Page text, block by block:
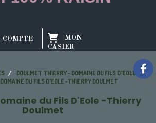
COMPTE
MON
CASIER
DOULMET THIERRY - DOMAINE DU FILS D'EOLE
DU FILS D'EOLE -THIERRY DOULMET
du Fils D'Eole -Thierry
Doulmet